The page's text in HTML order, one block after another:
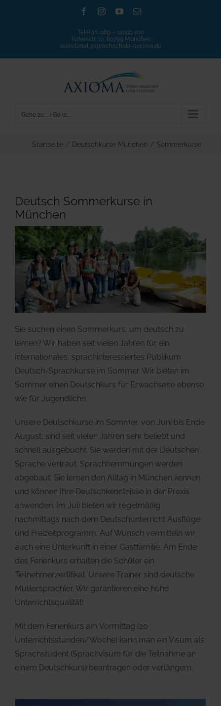
FacebookInstagramYouTube
E-
Telefon: 089 – 12099 200
Türkenstr. 72, 80799 München
sekretariat@sprachschule-axioma.de
Gehe zu... / Go to...
Startseite / Deutschkurse München / Sommerkurse
Deutsch Sommerkurse in
München
Sie suchen einen Sommerkurs, um deutsch zu
lernen? Wir haben seit vielen Jahren für ein
internationales, sprachinteressiertes Publikum
Deutsch-Sprachkurse im Sommer. Wir bieten im
Sommer einen Deutschkurs für Erwachsene ebenso
wie für Jugendliche.
Unsere Deutschkurse im Sommer, von Juni bis Ende
August, sind seit vielen Jahren sehr beliebt und
schnell ausgebucht. Sie werden mit der Deutschen
Sprache vertraut. Sprachhemmungen werden
abgebaut. Sie lernen den Alltag in München kennen
und können Ihre Deutschkenntnisse in der Praxis
anwenden. Im Juli bieten wir regelmäßig
nachmittags nach dem Deutschunterricht Ausflüge
und Freizeitprogramm. Auf Wunsch vermitteln wir
auch eine Unterkunft in einer Gastfamilie. Am Ende
des Ferienkurs erhalten die Schüler ein
Teilnehmerzertifikat. Unsere Trainer sind deutsche
Muttersprachler. Wir garantieren eine hohe
Unterrichtsqualität!
Mit dem Ferienkurs am Vormittag (20
Unterrichtsstunden/Woche) kann man ein Visum als
Sprachstudent (Sprachvisum für die Teilnahme an
einem Deutschkurs) beantragen oder verlängern.